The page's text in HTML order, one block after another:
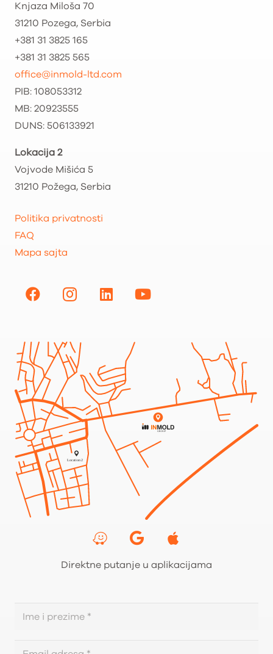
Knjaza Miloša 70
31210 Pozega, Serbia
+381 31 3825 165
+381 31 3825 565
office@inmold-ltd.com
PIB: 108053312
MB: 20923555
DUNS: 506133921
Lokacija 2
Vojvode Mišića 5
31210 Požega, Serbia
Politika privatnosti
FAQ
Mapa sajta
Direktne putanje u aplikacijama